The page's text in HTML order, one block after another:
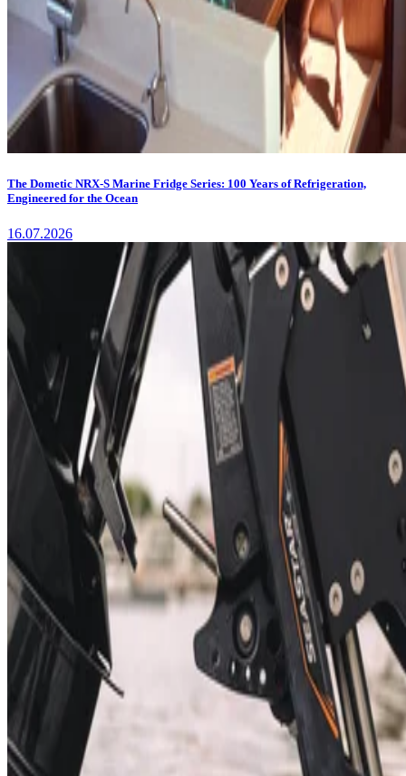
The Dometic NRX-S Marine Fridge Series: 100 Years of Refrigeration,
Engineered for the Ocean
16.07.2026